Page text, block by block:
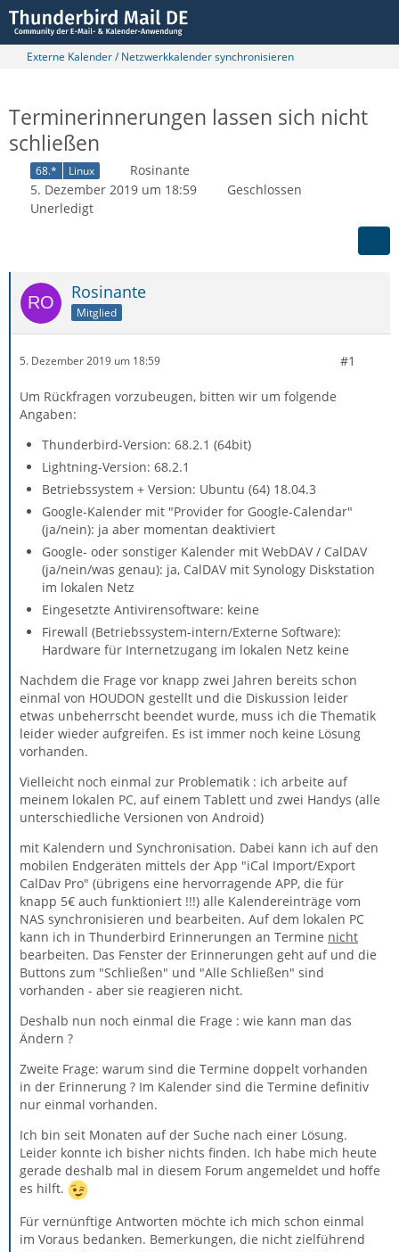
Externe Kalender / Netzwerkkalender synchronisieren
Terminerinnerungen lassen sich nicht
schließen
68.* Linux
Rosinante
5. Dezember 2019 um 18:59
Geschlossen
Unerledigt
Rosinante
Mitglied
5. Dezember 2019 um 18:59 #1
Um Rückfragen vorzubeugen, bitten wir um folgende
Angaben:
Thunderbird-Version: 68.2.1 (64bit)
Lightning-Version: 68.2.1
Betriebssystem + Version: Ubuntu (64) 18.04.3
Google-Kalender mit "Provider for Google-Calendar"
(ja/nein): ja aber momentan deaktiviert
Google- oder sonstiger Kalender mit WebDAV / CalDAV
(ja/nein/was genau): ja, CalDAV mit Synology Diskstation
im lokalen Netz
Eingesetzte Antivirensoftware: keine
Firewall (Betriebssystem-intern/Externe Software):
Hardware für Internetzugang im lokalen Netz keine
Nachdem die Frage vor knapp zwei Jahren bereits schon
einmal von HOUDON gestellt und die Diskussion leider
etwas unbeherrscht beendet wurde, muss ich die Thematik
leider wieder aufgreifen. Es ist immer noch keine Lösung
vorhanden.
Vielleicht noch einmal zur Problematik : ich arbeite auf
meinem lokalen PC, auf einem Tablett und zwei Handys (alle
unterschiedliche Versionen von Android)
mit Kalendern und Synchronisation. Dabei kann ich auf den
mobilen Endgeräten mittels der App "iCal Import/Export
CalDav Pro" (übrigens eine hervorragende APP, die für
knapp 5€ auch funktioniert !!!) alle Kalendereinträge vom
NAS synchronisieren und bearbeiten. Auf dem lokalen PC
kann ich in Thunderbird Erinnerungen an Termine nicht
bearbeiten. Das Fenster der Erinnerungen geht auf und die
Buttons zum "Schließen" und "Alle Schließen" sind
vorhanden - aber sie reagieren nicht.
Deshalb nun noch einmal die Frage : wie kann man das
Ändern ?
Zweite Frage: warum sind die Termine doppelt vorhanden
in der Erinnerung ? Im Kalender sind die Termine definitiv
nur einmal vorhanden.
Ich bin seit Monaten auf der Suche nach einer Lösung.
Leider konnte ich bisher nichts finden. Ich habe mich heute
gerade deshalb mal in diesem Forum angemeldet und hoffe
es hilft.
Für vernünftige Antworten möchte ich mich schon einmal
im Voraus bedanken. Bemerkungen, die nicht zielführend